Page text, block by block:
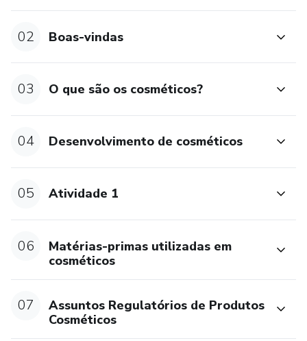
02 Boas-vindas
03 O que são os cosméticos?
04 Desenvolvimento de cosméticos
05 Atividade 1
06
Matérias-primas utilizadas em
cosméticos
07
Assuntos Regulatórios de Produtos
Cosméticos